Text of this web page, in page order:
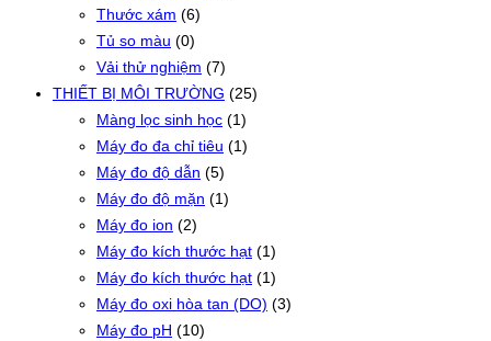
Thước xám (6)
Tủ so màu (0)
Vải thử nghiệm (7)
THIẾT BỊ MÔI TRƯỜNG (25)
Màng lọc sinh học (1)
Máy đo đa chỉ tiêu (1)
Máy đo độ dẫn (5)
Máy đo độ mặn (1)
Máy đo ion (2)
Máy đo kích thước hạt (1)
Máy đo kích thước hạt (1)
Máy đo oxi hòa tan (DO) (3)
Máy đo pH (10)